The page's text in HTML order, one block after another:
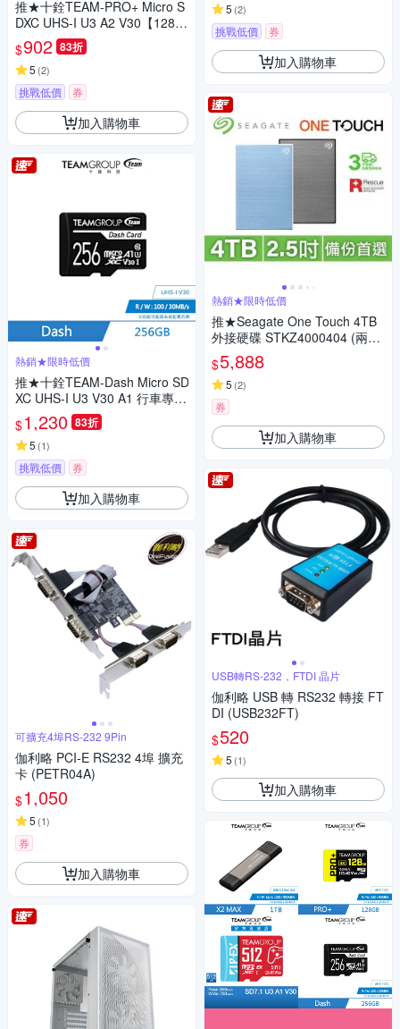
推★十銓TEAM-PRO+ Micro S
DXC UHS-I U3 A2 V30【128 G
B】黑黃記憶卡 含轉卡
$902 83折
5 (2)
挑戰低價 券
加入購物車
熱銷★限時低價
推★十銓TEAM-Dash Micro SD
XC UHS-I U3 V30 A1 行車專用
記憶卡 【256 GB】 附轉接卡
$1,230 83折
5 (1)
挑戰低價 券
加入購物車
可擴充4埠RS-232 9Pin
伽利略 PCI-E RS232 4埠 擴充
卡 (PETR04A)
$1,050
5 (1)
券
加入購物車
5 (2)
挑戰低價 券
加入購物車
熱銷★限時低價
推★Seagate One Touch 4TB
外接硬碟 STKZ4000404 (兩色
可選)
$5,888
5 (2)
券
加入購物車
USB轉RS-232，FTDI 晶片
伽利略 USB 轉 RS232 轉接 FT
DI (USB232FT)
$520
5 (1)
加入購物車